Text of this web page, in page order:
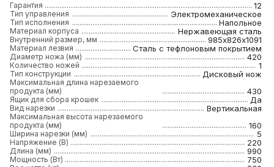
Гарантия 12
Тип управления Электромеханическое
Тип исполнения Напольное
Материал корпуса Нержавеющая сталь
Внутренний размер, мм 985х826х1091
Материал лезвия Сталь с тефлоновым покрытием
Диаметр ножа (мм) 420
Количество ножей 1
Тип конструкции Дисковый нож
Максимальная длина нарезаемого
продукта (мм)
430
Ящик для сбора крошек Да
Вид нарезки Вертикальная
Максимальная высота нарезаемого
продукта (мм)
160
Ширина нарезки (мм) 5
Напряжение (В) 220
Длина (мм) 990
Мощность (Вт) 750